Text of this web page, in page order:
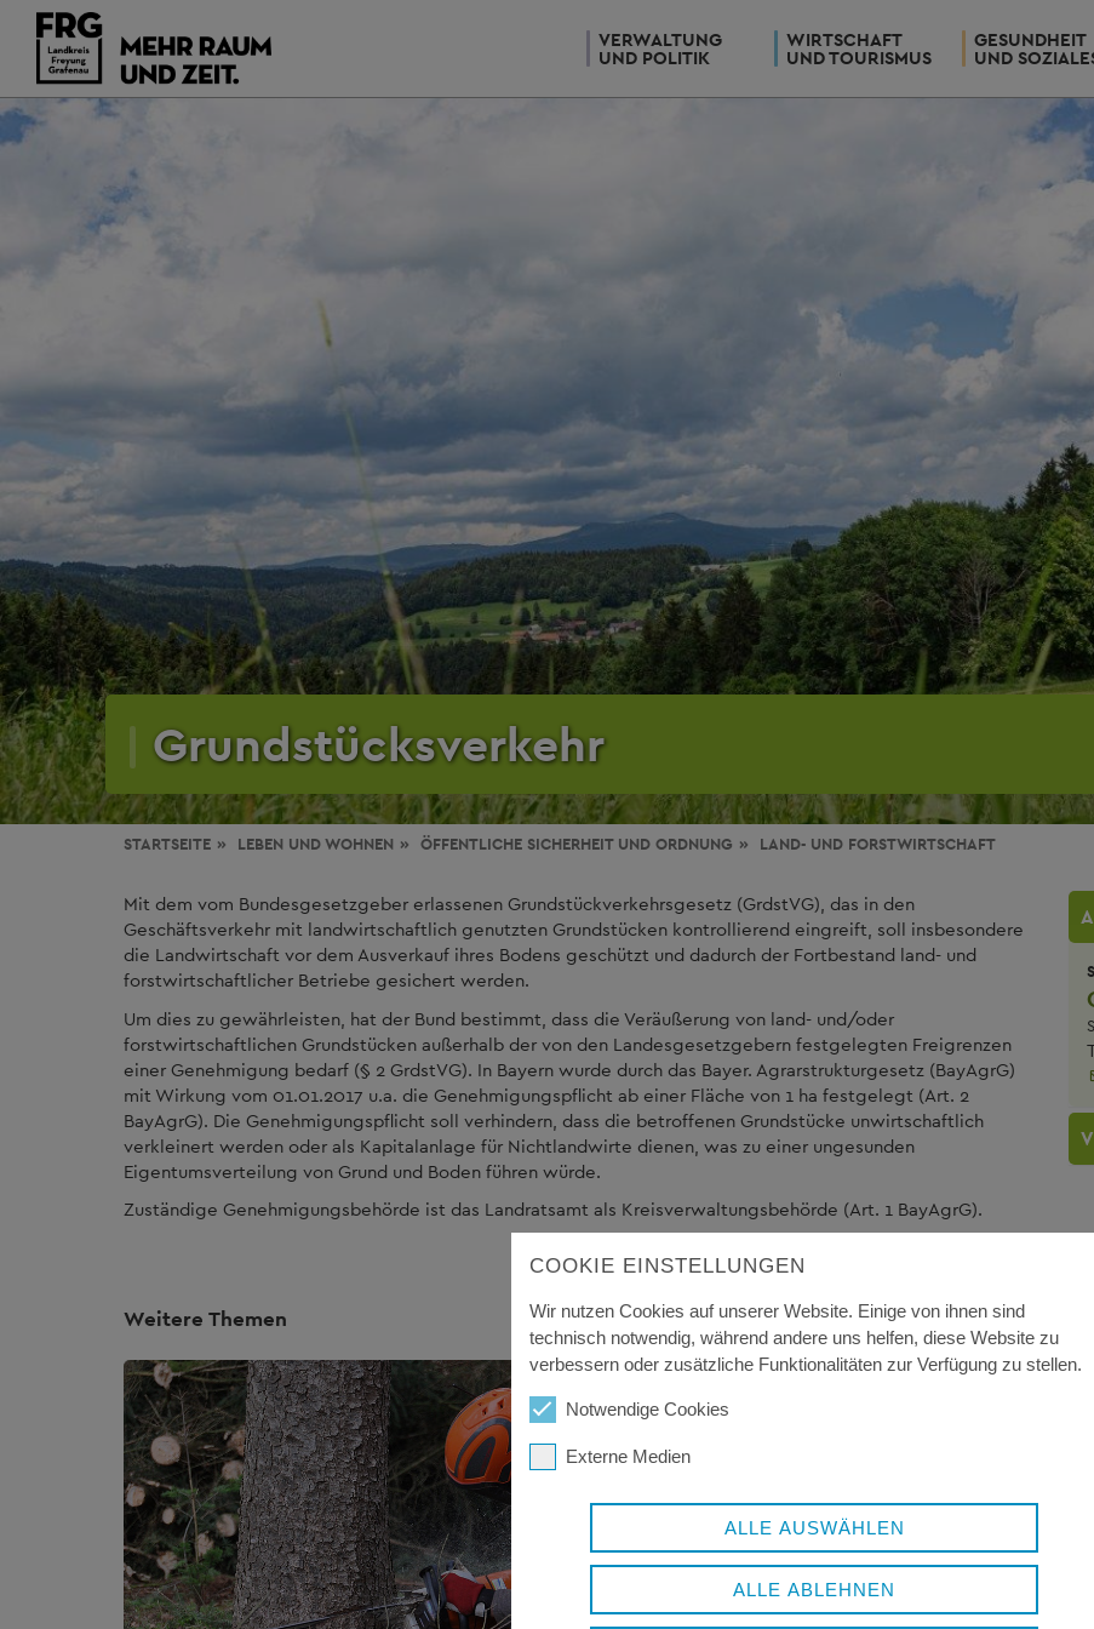
VERWALTUNG
UND POLITIK
WIRTSCHAFT
UND TOURISMUS
GESUNDHEIT
UND
Grundstücksverkehr
STARTSEITE LEBEN UND WOHNEN ÖFFENTLICHE SICHERHEIT UND ORDNUNG LAND- UND FORSTWIRTSCHAFT
Mit dem vom Bundesgesetzgeber erlassenen Grundstückverkehrsgesetz (GrdstVG), das in den
Geschäftsverkehr mit landwirtschaftlich genutzten Grundstücken kontrollierend eingreift, soll insbesondere
die Landwirtschaft vor dem Ausverkauf ihres Bodens geschützt und dadurch der Fortbestand land- und
forstwirtschaftlicher Betriebe gesichert werden.
Um dies zu gewährleisten, hat der Bund bestimmt, dass die Veräußerung von land- und/oder
forstwirtschaftlichen Grundstücken außerhalb der von den Landesgesetzgebern festgelegten Freigrenzen
einer Genehmigung bedarf (§ 2 GrdstVG). In Bayern wurde durch das Bayer. Agrarstrukturgesetz (BayAgrG)
mit Wirkung vom 01.01.2017 u.a. die Genehmigungspflicht ab einer Fläche von 1 ha festgelegt (Art. 2
BayAgrG). Die Genehmigungspflicht soll verhindern, dass die betroffenen Grundstücke unwirtschaftlich
verkleinert werden oder als Kapitalanlage für Nichtlandwirte dienen, was zu einer ungesunden
Eigentumsverteilung von Grund und Boden führen würde.
Zuständige Genehmigungsbehörde ist das Landratsamt als Kreisverwaltungsbehörde (Art. 1 BayAgrG).
Weitere Themen
COOKIE EINSTELLUNGEN
Wir nutzen Cookies auf unserer Website. Einige von ihnen sind
technisch notwendig, während andere uns helfen, diese Website zu
verbessern oder zusätzliche Funktionalitäten zur Verfügung zu stellen.
Notwendige Cookies
Externe Medien
ALLE AUSWÄHLEN
ALLE ABLEHNEN